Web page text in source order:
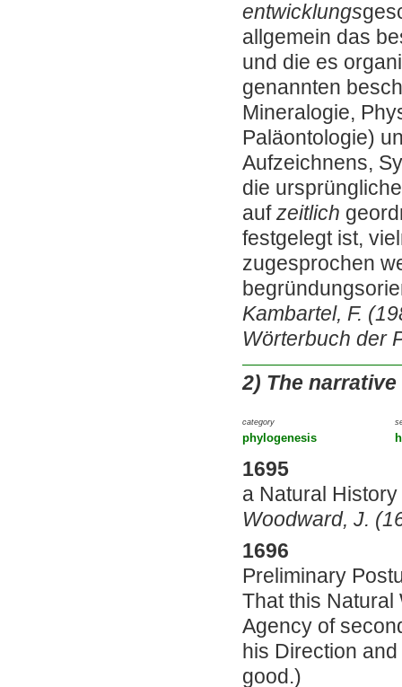
entwicklungs
allgemein das
und die es
genannten
Mineralogie,
Paläontologie)
Aufzeichnens,
die
auf zeitlich
festgelegt ist,
zugesprochen
Kambartel, F.
Wörterbuch der
2) The
category
phylogenesis
1695
a Natural
Woodward, J.
1696
Preliminary
That this Natural
Agency of
his Direction
good.)